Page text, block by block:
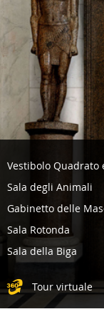
-
Museo
Pio
Clementino
Vestibolo Quadrato
Sala degli Animali
Gabinetto delle
Sala Rotonda
Sala della Biga
Tour virtuale